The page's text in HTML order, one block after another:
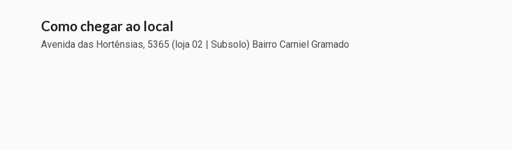
Como chegar ao local
Avenida das Hortênsias, 5365 (loja 02 | Subsolo) Bairro Carniel Gramado